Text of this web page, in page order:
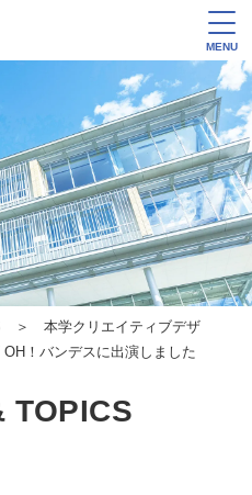
MENU
＞ 本学クリエイティブデザ
！バンデスに出演しました
TOPICS